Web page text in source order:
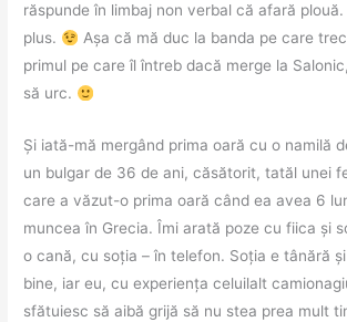
răspunde în limbaj non verbal că afară
plus.
Așa că mă duc la banda pe care
primul pe care îl întreb dacă merge la
să urc.
Și iată-mă mergând prima oară cu o namilă
un bulgar de 36 de ani, căsătorit, tatăl unei
care a văzut-o prima oară când ea avea 6
muncea în Grecia. Îmi arată poze cu fiica și
o cană, cu soția – în telefon. Soția e tânără
bine, iar eu, cu experiența celuilalt
sfătuiesc să aibă grijă să nu stea prea mult